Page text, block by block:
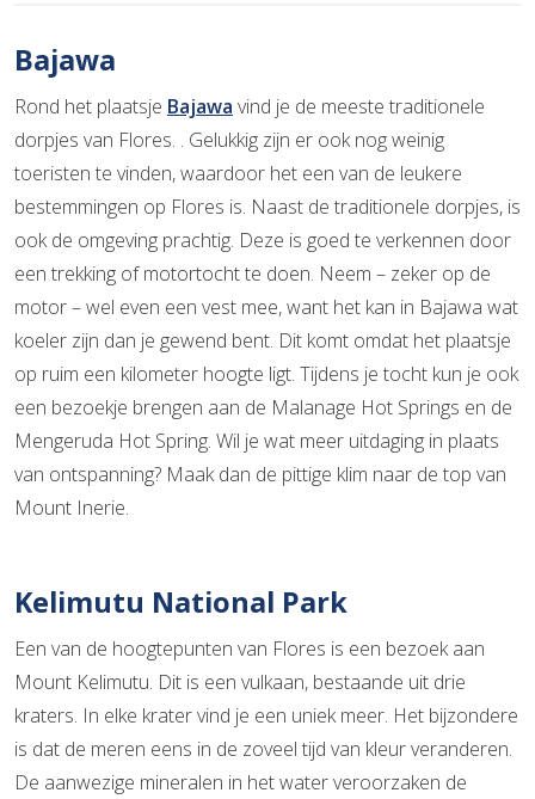
Bajawa
Rond het plaatsje Bajawa vind je de meeste traditionele
dorpjes van Flores. . Gelukkig zijn er ook nog weinig
toeristen te vinden, waardoor het een van de leukere
bestemmingen op Flores is. Naast de traditionele dorpjes, is
ook de omgeving prachtig. Deze is goed te verkennen door
een trekking of motortocht te doen. Neem – zeker op de
motor – wel even een vest mee, want het kan in Bajawa wat
koeler zijn dan je gewend bent. Dit komt omdat het plaatsje
op ruim een kilometer hoogte ligt. Tijdens je tocht kun je ook
een bezoekje brengen aan de Malanage Hot Springs en de
Mengeruda Hot Spring. Wil je wat meer uitdaging in plaats
van ontspanning? Maak dan de pittige klim naar de top van
Mount Inerie.
Kelimutu National Park
Een van de hoogtepunten van Flores is een bezoek aan
Mount Kelimutu. Dit is een vulkaan, bestaande uit drie
kraters. In elke krater vind je een uniek meer. Het bijzondere
is dat de meren eens in de zoveel tijd van kleur veranderen.
De aanwezige mineralen in het water veroorzaken de